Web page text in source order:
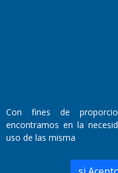
Director Periodístico:
Walter René Goñi
Domicilio Legal: José
Con fines de
encontramos en la
uso de las misma